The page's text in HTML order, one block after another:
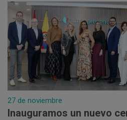
27 de noviembre
Inauguramos un nuevo